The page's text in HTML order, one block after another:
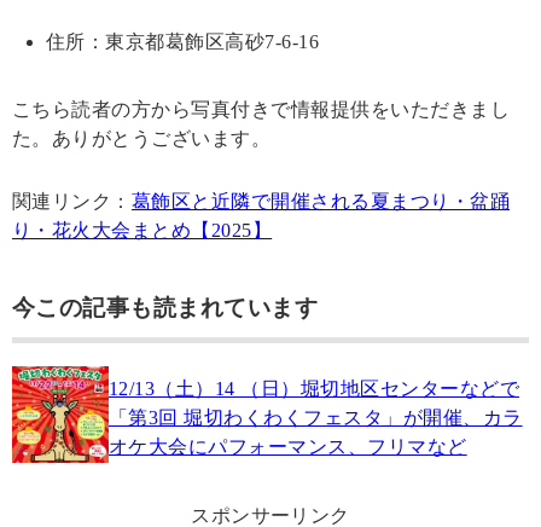
住所：東京都葛飾区高砂7-6-16
こちら読者の方から写真付きで情報提供をいただきまし
た。ありがとうございます。
関連リンク： 葛飾区と近隣で開催される夏まつり・盆踊
り・花火大会まとめ【2025】
今この記事も読まれています
12/13（土）14 （日）堀切地区センターなどで
「第3回 堀切わくわくフェスタ」が開催、カラ
オケ大会にパフォーマンス、フリマなど
スポンサーリンク